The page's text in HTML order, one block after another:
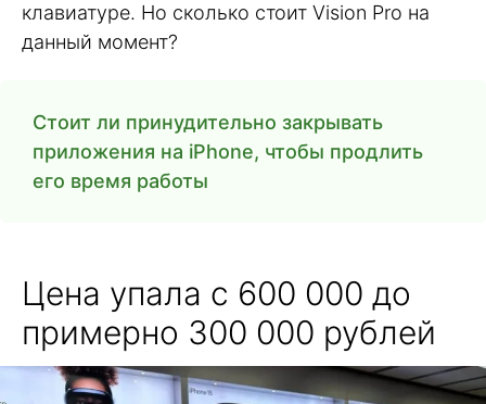
клавиатуре. Но сколько стоит Vision Pro на
данный момент?
Стоит ли принудительно закрывать
приложения на iPhone, чтобы продлить
его время работы
Цена упала с 600 000 до
примерно 300 000 рублей